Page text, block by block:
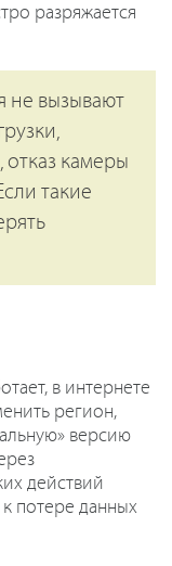
разряжается
не вызывают
отказ камеры
такие
в интернете
регион,
версию
действий
потере данных